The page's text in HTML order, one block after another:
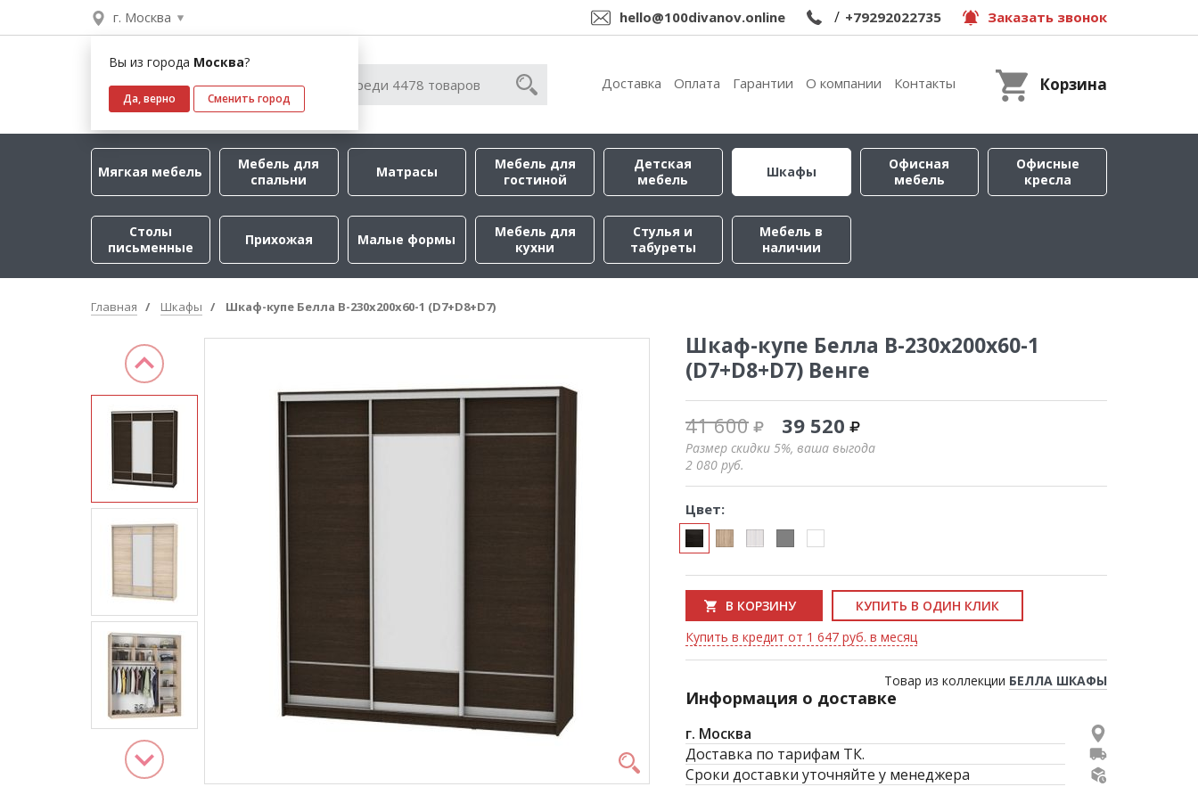
г. Москва
Вы из города Москва?
Да, верно Сменить город
hello@100divanov.online / +79292022735 Заказать звонок
Доставка Оплата Гарантии О компании Контакты Корзина
Мягкая мебель
Мебель для
спальни
Матрасы
Мебель для
гостиной
Детская
мебель
Шкафы
Офисная
мебель
Офисные
кресла
Столы
письменные
Прихожая Малые формы
Мебель для
кухни
Стулья и
табуреты
Мебель в
наличии
Главная Шкафы Шкаф-купе Белла B-230х200х60-1 (D7+D8+D7)
Шкаф-купе Белла B-230х200х60-1
(D7+D8+D7) Венге
41 600 39 520
Размер скидки 5%, ваша выгода
2 080 руб.
Цвет:
В КОРЗИНУ
КУПИТЬ В ОДИН КЛИК
Купить в кредит от 1 647 руб. в месяц
Товар из коллекции БЕЛЛА ШКАФЫ
Информация о доставке
г. Москва
Доставка по тарифам ТК.
Сроки доставки уточняйте у менеджера